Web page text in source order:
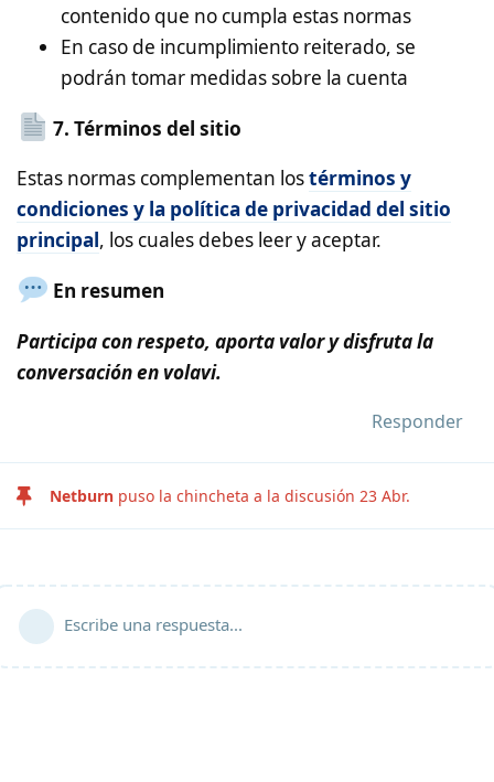
contenido que no cumpla estas normas
En caso de incumplimiento reiterado, se
podrán tomar medidas sobre la cuenta
7. Términos del sitio
Estas normas complementan lostérminos y
condiciones y la política de privacidad del sitio
principal, los cuales debes leer y aceptar.
En resumen
Participa con respeto, aporta valor y disfruta la
conversación en volavi.
Responder
Netburn puso la chincheta a la discusión 23 Abr.
Escribe una respuesta...